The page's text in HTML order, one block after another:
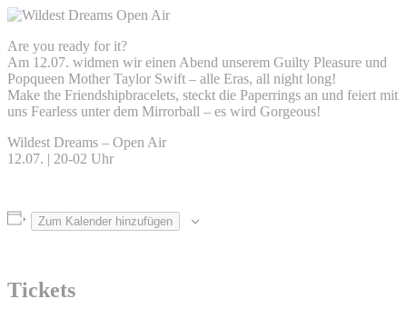
Are you ready for it?
Am 12.07. widmen wir einen Abend unserem Guilty Pleasure und
Popqueen Mother Taylor Swift – alle Eras, all night long!
Make the Friendshipbracelets, steckt die Paperrings an und feiert mit
uns Fearless unter dem Mirrorball – es wird Gorgeous!
Wildest Dreams – Open Air
12.07. | 20-02 Uhr
Zum Kalender hinzufügen
Tickets